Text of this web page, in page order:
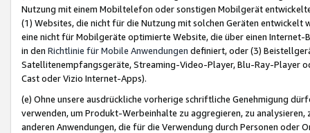
Nutzung mit einem Mobiltelefon oder sonstigen Mobilgerät
(1) Websites, die nicht für die Nutzung mit solchen Geräten
eine nicht für Mobilgeräte optimierte Website, die über einen
in den Richtlinie für Mobile Anwendungen definiert, oder (3)
Satellitenempfangsgeräte, Streaming-Video-Player, Blu-Ray-Player
Cast oder Vizio Internet-Apps).
(e) Ohne unsere ausdrückliche vorherige schriftliche Genehmigung
verwenden, um Produkt-Werbeinhalte zu aggregieren, zu
anderen Anwendungen, die für die Verwendung durch Personen